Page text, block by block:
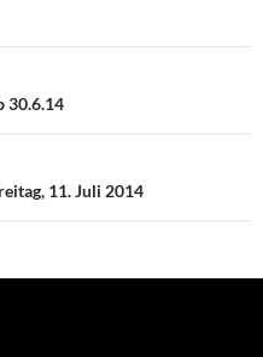
30.6.14
11. Juli 2014